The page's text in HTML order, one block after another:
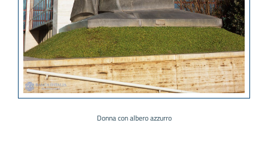
Donna con albero azzurro